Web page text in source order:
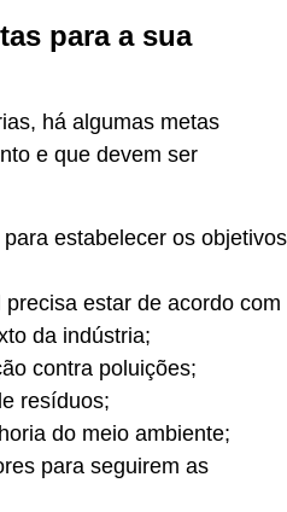
para a sua
há algumas metas
e que devem ser
estabelecer os objetivos
precisa estar de acordo com
da indústria;
contra poluições;
resíduos;
do meio ambiente;
para seguirem as